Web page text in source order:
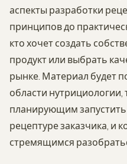
аспекты разработки
принципов до
кто хочет создать
продукт или выбрать
рынке. Материал будет
области
планирующим запустить
рецептуре заказчика, и
стремящимся